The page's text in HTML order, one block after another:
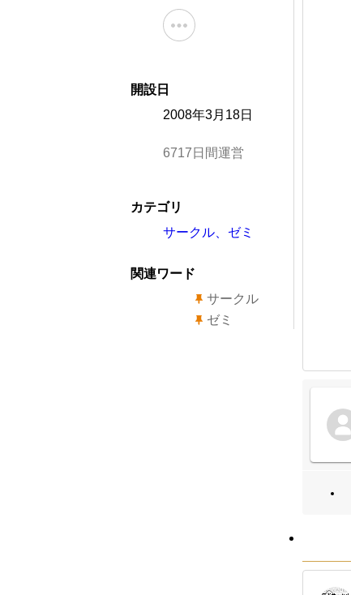
開設日
2008年3月18日
6717日間運営
カテゴリ
サークル、ゼミ
関連ワード
サークル
ゼミ